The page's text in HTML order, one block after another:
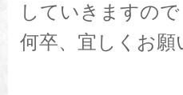
していきますので
何卒、宜しくお願